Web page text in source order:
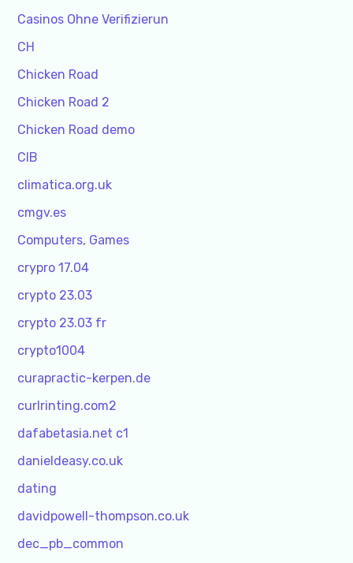
Casinos Ohne Verifizierun
CH
Chicken Road
Chicken Road 2
Chicken Road demo
CIB
climatica.org.uk
cmgv.es
Computers, Games
crypro 17.04
crypto 23.03
crypto 23.03 fr
crypto1004
curapractic-kerpen.de
curlrinting.com2
dafabetasia.net c1
danieldeasy.co.uk
dating
davidpowell-thompson.co.uk
dec_pb_common